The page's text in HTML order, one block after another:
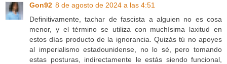
Gon92 8 de agosto de 2024 a las 4:51
Definitivamente, tachar de fascista a alguien no es cosa
menor, y el término se utiliza con muchísima laxitud en
estos días producto de la ignorancia. Quizás tú no apoyes
al imperialismo estadounidense, no lo sé, pero tomando
estas posturas, indirectamente le estás siendo funcional,